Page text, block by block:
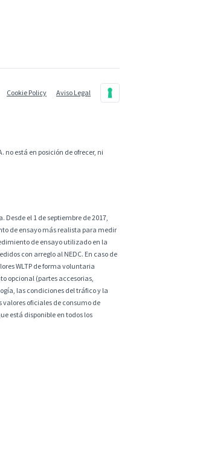
Cookie Policy Aviso Legal
no está en posición de ofrecer, ni
el 1 de septiembre de 2017,
de ensayo más realista para medir
de ensayo utilizado en la
con arreglo al NEDC. En caso de
WLTP de forma voluntaria
opcional (partes accesorias,
las condiciones del tráfico y la
oficiales de consumo de
está disponible en todos los